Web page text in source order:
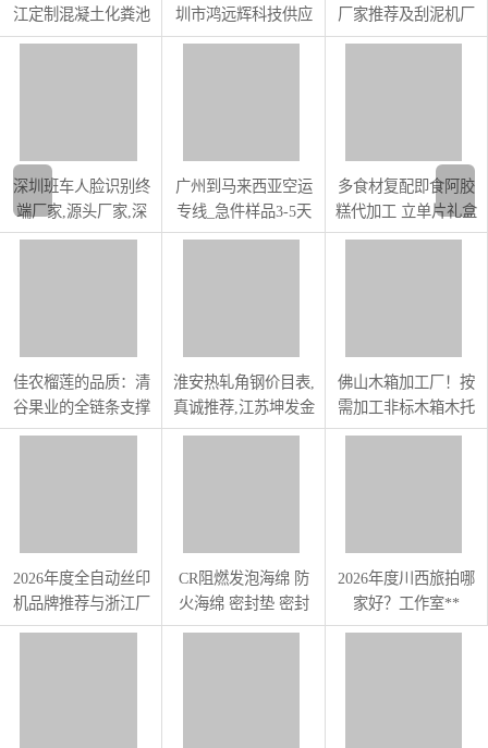
江定制混凝土化粪池
厂家推荐
圳市鸿远辉科技供应
厂家推荐及刮泥机厂
家评测
深圳班车人脸识别终
端厂家,源头厂家,深
圳市臻智付科技供应
广州到马来西亚空运
专线_急件样品3‑5天
签收_支持普货门到
多食材复配即食阿胶
糕代加工 立单片礼盒
糕点代工
佳农榴莲的品质：清
谷果业的全链条支撑
淮安热轧角钢价目表,
真诚推荐,江苏坤发金
属贸易供应
佛山木箱加工厂！按
需加工非标木箱木托
盘
2026年度全自动丝印
机品牌推荐与浙江厂
家**
CR阻燃发泡海绵 防
火海绵 密封垫 密封
条
2026年度川西旅拍哪
家好？工作室**